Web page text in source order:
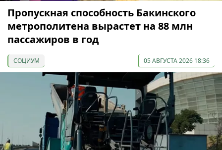
Пропускная способность Бакинского
метрополитена вырастет на 88 млн
пассажиров в год
СОЦИУМ 05 АВГУСТА 2026 18:36